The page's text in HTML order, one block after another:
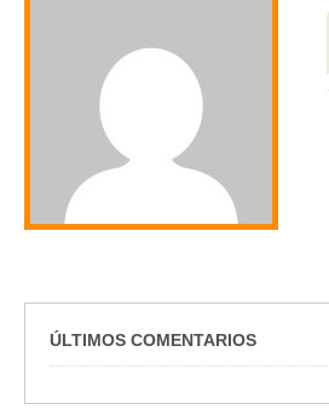
ÚLTIMOS COMENTARIOS